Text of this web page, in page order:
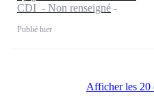
CDI - Non renseigné
Publié hier
Afficher les 20